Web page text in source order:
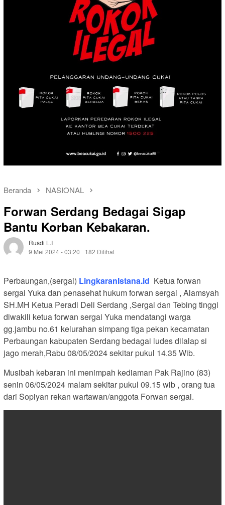
Beranda NASIONAL
Forwan Serdang Bedagai Sigap
Bantu Korban Kebakaran.
Rusdi L.i
9 Mei 2024 - 03:20
182 Dilihat
Perbaungan,(sergai) LingkaranIstana.id Ketua forwan
sergai Yuka dan penasehat hukum forwan sergai , Alamsyah
SH.MH Ketua Peradi Deli Serdang ,Sergai dan Tebing tinggi
diwakili ketua forwan sergai Yuka mendatangi warga
gg.jambu no.61 kelurahan simpang tiga pekan kecamatan
Perbaungan kabupaten Serdang bedagai ludes dilalap si
jago merah,Rabu 08/05/2024 sekitar pukul 14.35 Wib.
Musibah kebaran ini menimpah kediaman Pak Rajino (83)
senin 06/05/2024 malam sekitar pukul 09.15 wib , orang tua
dari Sopiyan rekan wartawan/anggota Forwan sergai.